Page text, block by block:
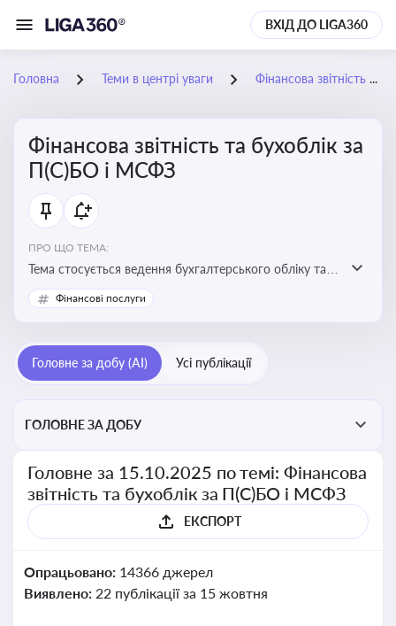
ВХІД ДО LIGA360
Головна Теми в центрі уваги Фінансова звітність та бухоблік за П(С)БО і МСФЗ
Фінансова звітність та бухоблік за
П(С)БО і МСФЗ
ПРО ЩО ТЕМА:
Тема стосується ведення бухгалтерського обліку та
складання фінансової звітності відповідно до
національних і міжнародних стандартів
Фінансові послуги
Головне за добу (AI) Усі публікації
ГОЛОВНЕ ЗА ДОБУ
Головне за 15.10.2025 по темі: Фінансова
звітність та бухоблік за П(С)БО і МСФЗ
ЕКСПОРТ
Опрацьовано: 14366 джерел
Виявлено: 22 публікації за 15 жовтня